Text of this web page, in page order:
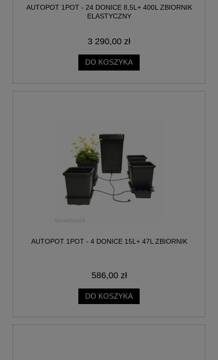
AUTOPOT 1POT - 24 DONICE 8,5L+ 400L ZBIORNIK
ELASTYCZNY
3 290,00 zł
DO KOSZYKA
AUTOPOT 1POT - 4 DONICE 15L+ 47L ZBIORNIK
586,00 zł
DO KOSZYKA